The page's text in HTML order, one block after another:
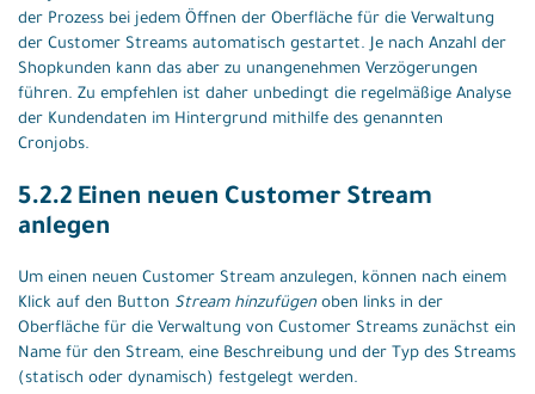
der Prozess bei jedem Öffnen der Oberfläche für die Verwaltung
der Customer Streams automatisch gestartet. Je nach Anzahl der
Shopkunden kann das aber zu unangenehmen Verzögerungen
führen. Zu empfehlen ist daher unbedingt die regelmäßige Analyse
der Kundendaten im Hintergrund mithilfe des genannten
Cronjobs.
5.2.2 Einen neuen Customer Stream
anlegen
Um einen neuen Customer Stream anzulegen, können nach einem
Klick auf den Button Stream hinzufügen oben links in der
Oberfläche für die Verwaltung von Customer Streams zunächst ein
Name für den Stream, eine Beschreibung und der Typ des Streams
(statisch oder dynamisch) festgelegt werden.